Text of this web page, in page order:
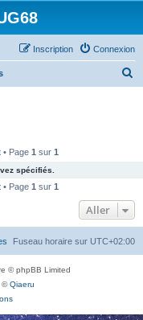
Connexion
Inscription
e
r
Page 1 sur 1
spécifiés.
Page 1 sur 1
Aller
Fuseau horaire sur UTC+02:00
© phpBB Limited
©Qiaeru